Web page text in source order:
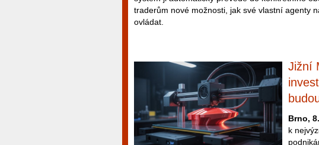
traderům nové možnosti, jak své vlastní agenty
ovládat.
Jižní
Brno,
k